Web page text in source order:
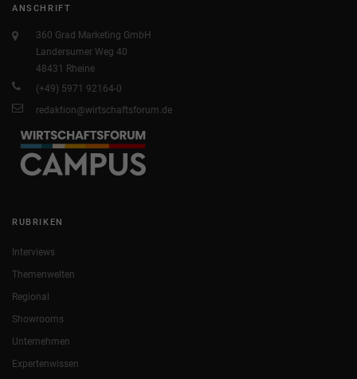
ANSCHRIFT
360 Grad Marketing GmbH
Landersumer Weg 40
48431 Rheine
(+49) 5971 92164-0
redaktion@wirtschaftsforum.de
RUBRIKEN
Interviews
Themenwelten
Regional
Showrooms
Unternehmen
Expertenwissen